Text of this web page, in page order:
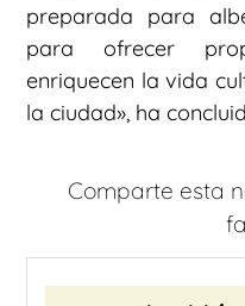
preparada para
para ofrecer
enriquecen la vida
la ciudad», ha
Comparte esta